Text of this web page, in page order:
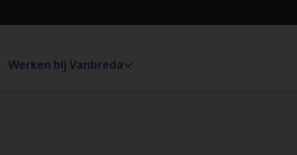
Werken bij Vanbreda